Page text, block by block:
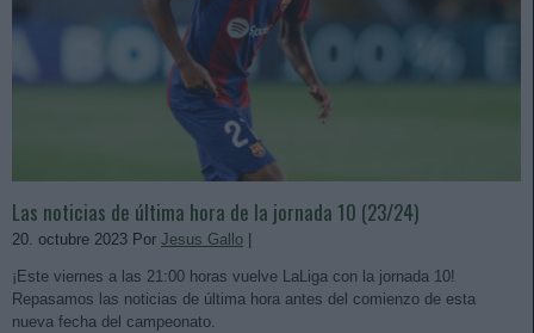
Las noticias de última hora de la jornada 10 (23/24)
20. octubre 2023 Por Jesus Gallo |
¡Este viernes a las 21:00 horas vuelve LaLiga con la jornada 10!
Repasamos las noticias de última hora antes del comienzo de esta
nueva fecha del campeonato.